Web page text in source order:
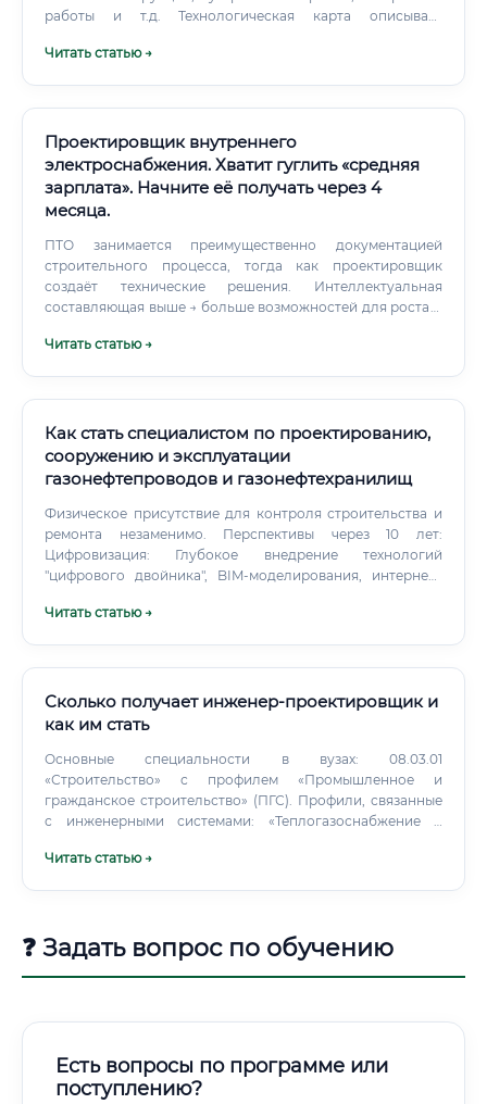
работы и т.д. Технологическая карта описывает
используемую технику и инструмент, нормы выработки,
сроки между собой, чтобы исключить простои и
технологические конфликты.
Читать статью →
Проектировщик внутреннего
электроснабжения. Хватит гуглить «средняя
зарплата». Начните её получать через 4
месяца.
ПТО занимается преимущественно документацией
строительного процесса, тогда как проектировщик
создаёт технические решения. Интеллектуальная
составляющая выше → больше возможностей для роста и
будущем ✅ Ситуация на рынке: По данным hh.ru и
Читать статью →
Как стать специалистом по проектированию,
сооружению и эксплуатации
газонефтепроводов и газонефтехранилищ
Физическое присутствие для контроля строительства и
ремонта незаменимо. Перспективы через 10 лет:
Цифровизация: Глубокое внедрение технологий
"цифрового двойника", BIM-моделирования, интернета
требований к экологической безопасности, разработка
Читать статью →
Сколько получает инженер-проектировщик и
как им стать
Основные специальности в вузах: 08.03.01
«Строительство» с профилем «Промышленное и
гражданское строительство» (ПГС). Профили, связанные
с инженерными системами: «Теплогазоснабжение и
(ВВ). Обучение в вузе: 4-6 лет для получения диплома
Читать статью →
❓ Задать вопрос по обучению
Есть вопросы по программе или
поступлению?